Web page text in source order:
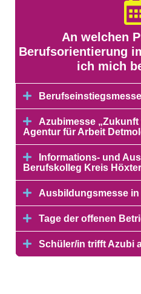
An welchen
Berufsorientierung
ich mich
Azubimesse
Agentur für Arbeit
Informations- und
Berufskolleg Kreis Höxter
Ausbildungsmesse
Tage der offenen
Schüler/in trifft Azubi